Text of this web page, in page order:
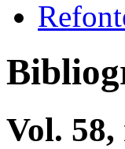
Vol. 58,